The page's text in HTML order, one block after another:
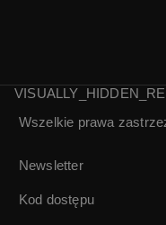
Superwizja |
Wszelkie prawa
Newsletter
Kod dostępu